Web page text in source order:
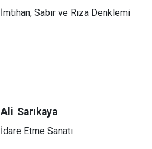
İmtihan, Sabır ve Rıza Denklemi
Ali Sarıkaya
İdare Etme Sanatı